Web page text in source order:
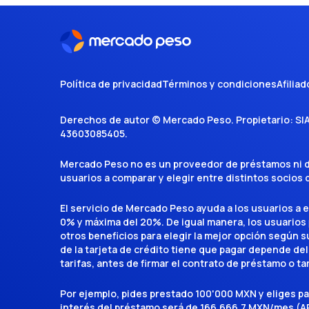
Política de privacidadTérminos y condiciones
Derechos de autor © Mercado Peso. Propietario:
43603085405.
Mercado Peso no es un proveedor de préstamos
usuarios a comparar y elegir entre distintos
El servicio de Mercado Peso ayuda a los usuarios
0% y máxima del 20%. De igual manera, los
otros beneficios para elegir la mejor opción según
de la tarjeta de crédito tiene que pagar depende
tarifas, antes de firmar el contrato de préstamo o
Por ejemplo, pides prestado 100'000 MXN y eliges